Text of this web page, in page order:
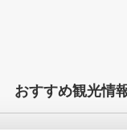
おすすめ観光情